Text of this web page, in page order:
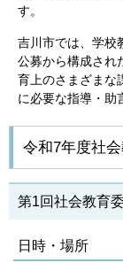
す。
吉川市では、学校
公募から構成され
育上のさまざまな
に必要な指導・助
令和7年度社
第1回社会教育
日時・場所